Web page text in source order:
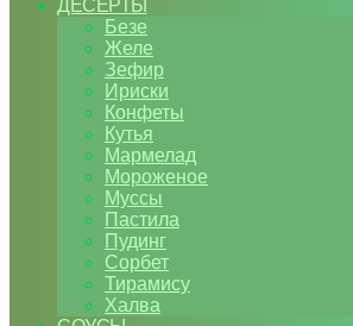
ДЕСЕРТЫ
Безе
Желе
Зефир
Ириски
Конфеты
Кутья
Мармелад
Мороженое
Муссы
Пастила
Пудинг
Сорбет
Тирамису
Халва